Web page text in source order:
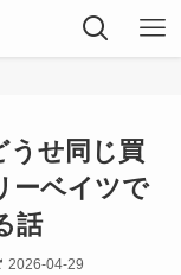
うせ同じ買
ーベイツで
話
2026-04-29